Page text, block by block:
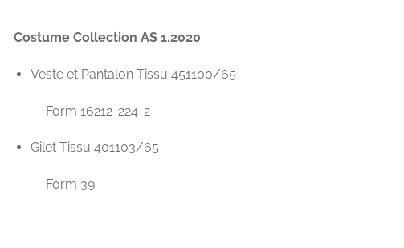
Costume Collection AS 1.2020
Veste et Pantalon Tissu 451100/65
Form 16212-224-2
Gilet Tissu 401103/65
Form 39